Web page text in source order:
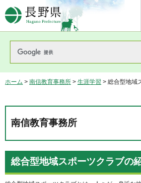
長野県Nagano Prefecture
ホーム > 南信教育事務所 > 生涯学習 > 総合型地域
南信教育事務所
総合型地域スポーツクラブの